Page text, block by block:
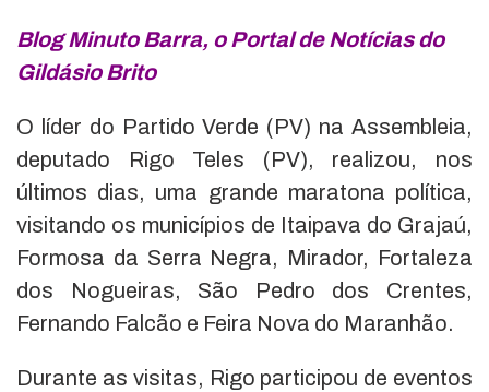
Blog Minuto Barra, o Portal de Notícias do
Gildásio Brito
O líder do Partido Verde (PV) na Assembleia,
deputado Rigo Teles (PV), realizou, nos
últimos dias, uma grande maratona política,
visitando os municípios de Itaipava do Grajaú,
Formosa da Serra Negra, Mirador, Fortaleza
dos Nogueiras, São Pedro dos Crentes,
Fernando Falcão e Feira Nova do Maranhão.
Durante as visitas, Rigo participou de eventos